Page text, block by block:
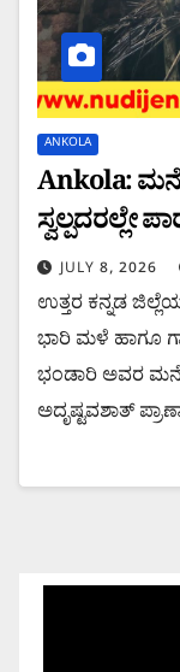
ANKOLA
Ankola:
ಸ್ವಲ್ಪದರಲ್ಲೇ
JULY 8, 2026
ಉತ್ತರ ಕನ್ನಡ
ಭಾರಿ ಮಳೆ ಹಾಗೂ
ಭಂಡಾರಿ ಅವರ ಮನೆ
ಅದೃಷ್ಟವಶಾತ್